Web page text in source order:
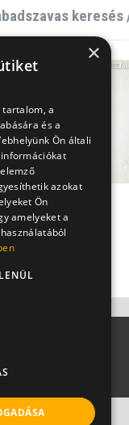
disznók és
- az influenza
×
tartalom, a
és a
Ön általi
azokat
Ön
amelyeket a